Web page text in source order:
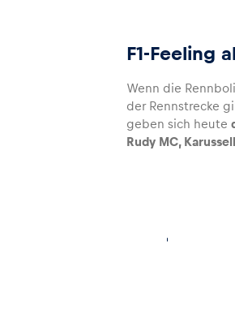
F1-Feeling
Wenn die
der Rennstrecke
geben sich heute
Rudy MC,